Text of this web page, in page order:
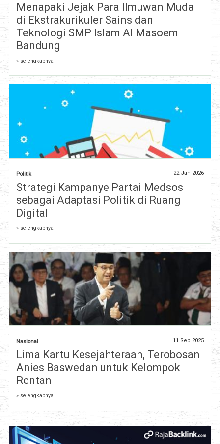
Menapaki Jejak Para Ilmuwan Muda
di Ekstrakurikuler Sains dan
Teknologi SMP Islam Al Masoem
Bandung
» selengkapnya
Politik 22 Jan 2026
Strategi Kampanye Partai Medsos
sebagai Adaptasi Politik di Ruang
Digital
» selengkapnya
Nasional 11 Sep 2025
Lima Kartu Kesejahteraan, Terobosan
Anies Baswedan untuk Kelompok
Rentan
» selengkapnya